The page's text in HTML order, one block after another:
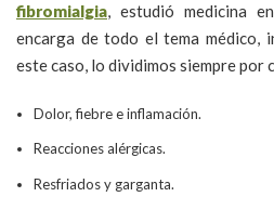
fibromialgia, estudió medicina
encarga de todo el tema médico,
este caso, lo dividimos siempre por
Dolor, fiebre e inflamación.
Reacciones alérgicas.
Resfriados y garganta.